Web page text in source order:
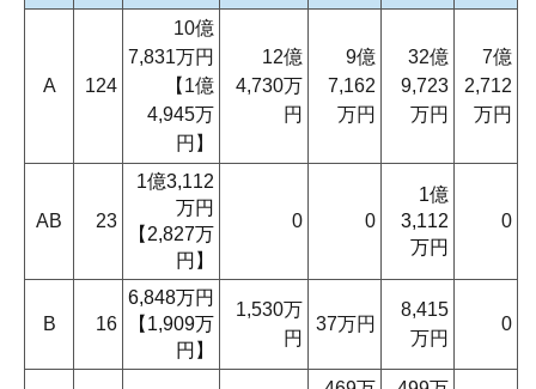
A 124
10億
7,831万円
【1億
4,945万
円】
12億
4,730万
円
9億
7,162
万円
32億
9,723
万円
7億
2,712
万円
AB 23
1億3,112
万円
【2,827万
円】
0 0
1億
3,112
万円
0
B 16
6,848万円
【1,909万
円】
1,530万
円
37万円
8,415
万円
0